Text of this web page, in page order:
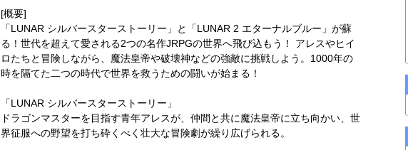
[概要]
「LUNAR シルバースターストーリー」と「LUNAR 2 エターナルブルー」が蘇
る！世代を超えて愛される2つの名作JRPGの世界へ飛び込もう！ アレスやヒイ
ロたちと冒険しながら、魔法皇帝や破壊神などの強敵に挑戦しよう。1000年の
時を隔てた二つの時代で世界を救うための闘いが始まる！
「LUNAR シルバースターストーリー」
ドラゴンマスターを目指す青年アレスが、仲間と共に魔法皇帝に立ち向かい、世
界征服への野望を打ち砕くべく壮大な冒険劇が繰り広げられる。